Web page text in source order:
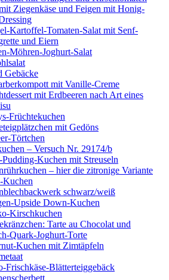
Ziegenkäse und Feigen mit Honig-
Kartoffel-Tomaten-Salat mit Senf-
und Eiern
Möhren-Joghurt-Salat
Gebäcke
mit Vanille-Creme
mit Erdbeeren nach Art eines
Früchtekuchen
mit Gedöns
Törtchen
– Versuch Nr. 29174/b
Kuchen mit Streuseln
– hier die zitronige Variante
Kuchen
schwarz/weiß
Upside Down-Kuchen
Kirschkuchen
Tarte au Chocolat und
Quark-Joghurt-Torte
Kuchen mit Zimtäpfeln
Frischkäse-Blätterteiggebäck